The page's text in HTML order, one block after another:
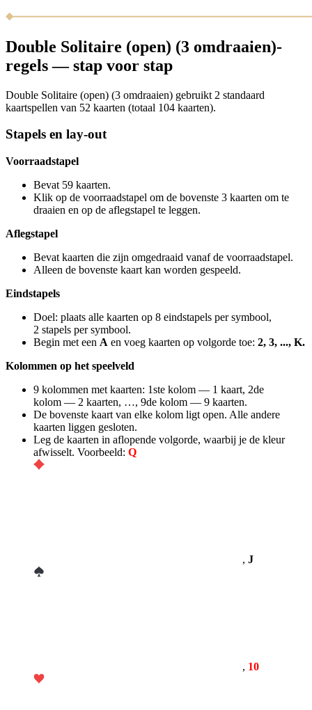
Double Solitaire (open) (3 omdraaien)-
regels — stap voor stap
Double Solitaire (open) (3 omdraaien) gebruikt 2 standaard
kaartspellen van 52 kaarten (totaal 104 kaarten).
Stapels en lay-out
Voorraadstapel
Bevat 59 kaarten.
Klik op de voorraadstapel om de bovenste 3 kaarten om te
draaien en op de aflegstapel te leggen.
Aflegstapel
Bevat kaarten die zijn omgedraaid vanaf de voorraadstapel.
Alleen de bovenste kaart kan worden gespeeld.
Eindstapels
Doel: plaats alle kaarten op 8 eindstapels per symbool,
2 stapels per symbool.
Begin met een A en voeg kaarten op volgorde toe: 2, 3, ..., K.
Kolommen op het speelveld
9 kolommen met kaarten: 1ste kolom — 1 kaart, 2de
kolom — 2 kaarten, …, 9de kolom — 9 kaarten.
De bovenste kaart van elke kolom ligt open. Alle andere
kaarten liggen gesloten.
Leg de kaarten in aflopende volgorde, waarbij je de kleur
afwisselt. Voorbeeld: Q
, J
, 10